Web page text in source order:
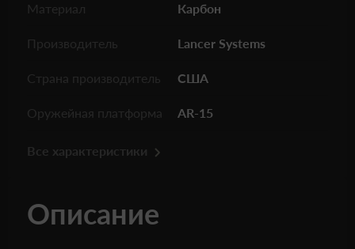
Материал Карбон
Производитель Lancer Systems
Страна производитель США
Оружейная платформа AR-15
Все характеристики
Описание